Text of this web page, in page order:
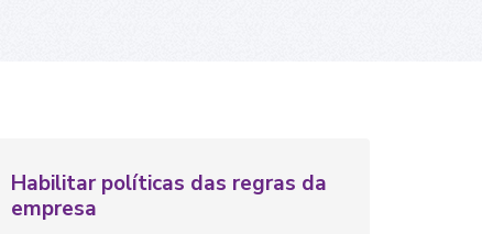
Habilitar políticas das regras da
empresa